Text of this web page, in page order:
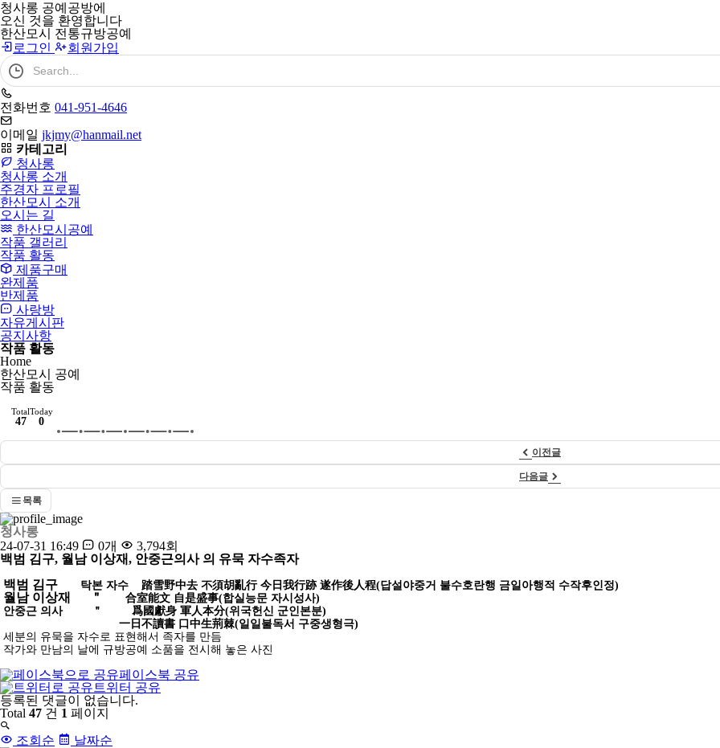
청사롱 공예공방에
오신 것을 환영합니다
한산모시 전통규방공예
로그인
회원가입
검
색
어
필
수
전화번호 041-951-4646
이메일 jkjmy@hanmail.net
카테고리
청사롱
청사롱 소개
주경자 프로필
한산모시 소개
오시는 길
한산모시공예
작품 갤러리
작품 활동
제품구매
완제품
반제품
사랑방
자유게시판
공지사항
작품 활동
Home
한산모시 공예
작품 활동
Total
47
Today
0
이전글
다음글
목록
청사롱
24-07-31 16:49
0개
3,794회
백범 김구, 월남 이상재, 안중근의사 의 유묵 자수족자
백범 김구
탁본 자수 踏雪野中去 不須胡亂行 今 日 我行跡 遂作後人程(답설야중거 불수호란행 금일아행적 수작후인정)
월남 이상재 ＂ 合室能文 自是盛事(합실능문 자시성사)
안중근 의사 ＂ 爲國獻身 軍人本分(위국헌신 군인본분)
一日不讀書 口中生荊棘(일일불독서 구중생형극)
세분의 유묵을 자수로 표현해서 족자를 만듬
작가와 만남의 날에 규방공예 소품을 전시해 놓은 사진
페이스북 공유
트위터 공유
댓
글
목
록
등록된 댓글이 없습니다.
Total 47 건 1 페이지
조회순
날짜순